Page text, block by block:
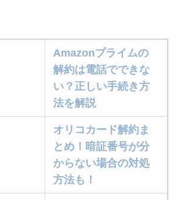
Amazonプライムの
解約は電話でできな
い？正しい手続き方
法を解説
オリコカード解約ま
とめ！暗証番号が分
からない場合の対処
方法も！